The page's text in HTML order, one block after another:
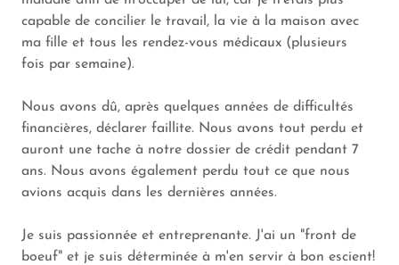
capable de concilier le travail, la vie à la maison avec
ma fille et tous les rendez-vous médicaux (plusieurs
fois par semaine).
Nous avons dû, après quelques années de difficultés
financières, déclarer faillite. Nous avons tout perdu et
auront une tache à notre dossier de crédit pendant 7
ans. Nous avons également perdu tout ce que nous
avions acquis dans les dernières années.
Je suis passionnée et entreprenante. J'ai un "front de
boeuf" et je suis déterminée à m'en servir à bon escient!